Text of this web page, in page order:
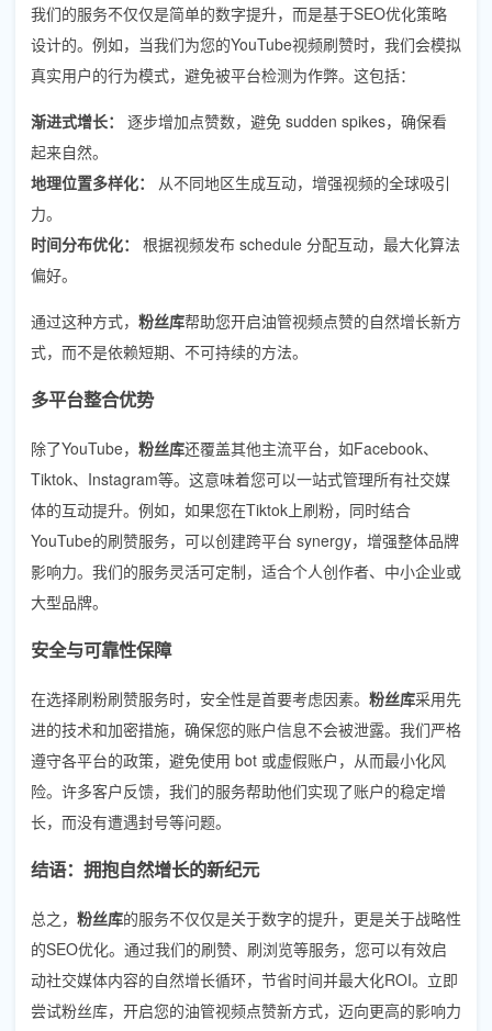
我们的服务不仅仅是简单的数字提升，而是基于SEO优化策略
设计的。例如，当我们为您的YouTube视频刷赞时，我们会模拟
真实用户的行为模式，避免被平台检测为作弊。这包括：
渐进式增长：
逐步增加点赞数，避免 sudden spikes，确保看
起来自然。
地理位置多样化：
从不同地区生成互动，增强视频的全球吸引
力。
时间分布优化：
根据视频发布 schedule 分配互动，最大化算法
偏好。
通过这种方式， 粉丝库帮助您开启油管视频点赞的自然增长新方
式，而不是依赖短期、不可持续的方法。
多平台整合优势
除了YouTube， 粉丝库还覆盖其他主流平台，如Facebook、
Tiktok、Instagram等。这意味着您可以一站式管理所有社交媒
体的互动提升。例如，如果您在Tiktok上刷粉，同时结合
YouTube的刷赞服务，可以创建跨平台 synergy，增强整体品牌
影响力。我们的服务灵活可定制，适合个人创作者、中小企业或
大型品牌。
安全与可靠性保障
在选择刷粉刷赞服务时，安全性是首要考虑因素。 粉丝库采用先
进的技术和加密措施，确保您的账户信息不会被泄露。我们严格
遵守各平台的政策，避免使用 bot 或虚假账户，从而最小化风
险。许多客户反馈，我们的服务帮助他们实现了账户的稳定增
长，而没有遭遇封号等问题。
结语：拥抱自然增长的新纪元
总之， 粉丝库的服务不仅仅是关于数字的提升，更是关于战略性
的SEO优化。通过我们的刷赞、刷浏览等服务，您可以有效启
动社交媒体内容的自然增长循环，节省时间并最大化ROI。立即
尝试粉丝库，开启您的油管视频点赞新方式，迈向更高的影响力